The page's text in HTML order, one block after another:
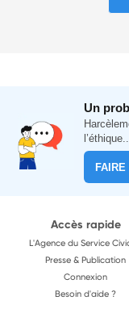
Un
FAIRE
Accès rapide
L'Agence du Service
Presse & Publication
Connexion
Besoin d'aide ?